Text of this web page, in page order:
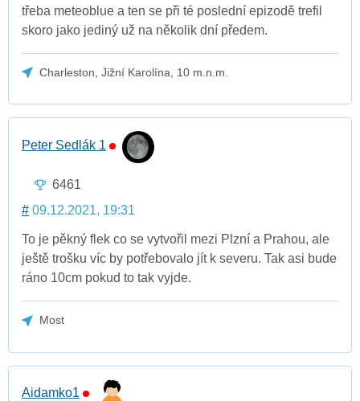
třeba meteoblue a ten se při té poslední epizodě trefil
skoro jako jediný už na několik dní předem.
Charleston, Jižní Karolína, 10 m.n.m.
Peter Sedlák 1
6461
# 09.12.2021, 19:31
To je pěkný flek co se vytvořil mezi Plzní a Prahou, ale
ještě trošku víc by potřebovalo jít k severu. Tak asi bude
ráno 10cm pokud to tak vyjde.
Most
Aidamko1